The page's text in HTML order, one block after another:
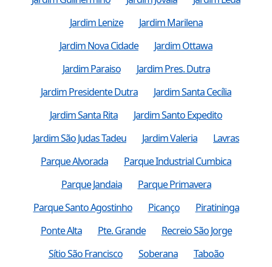
Jardim Lenize
Jardim Marilena
Jardim Nova Cidade
Jardim Ottawa
Jardim Paraiso
Jardim Pres. Dutra
Jardim Presidente Dutra
Jardim Santa Cecília
Jardim Santa Rita
Jardim Santo Expedito
Jardim São Judas Tadeu
Jardim Valeria
Lavras
Parque Alvorada
Parque Industrial Cumbica
Parque Jandaia
Parque Primavera
Parque Santo Agostinho
Picanço
Piratininga
Ponte Alta
Pte. Grande
Recreio São Jorge
Sítio São Francisco
Soberana
Taboão